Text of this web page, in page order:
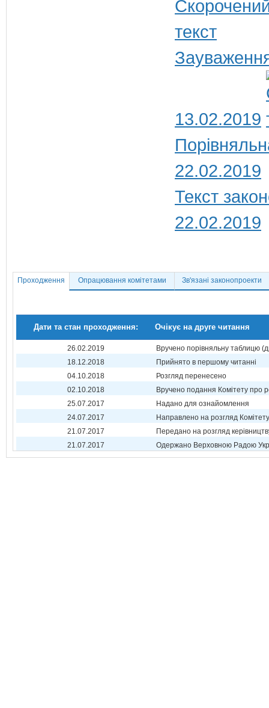
13.02.2019
22.02.2019
Текст
22.02.2019
Проходження Опрацювання комітетами Зв'язані законопроекти
Дати та стан проходження: Очікує на друге читання
26.02.2019
Вручено порівняльну таблицю
18.12.2018
Прийнято в першому читанні
04.10.2018
Розгляд перенесено
02.10.2018
Вручено подання Комітету про
25.07.2017
Надано для ознайомлення
24.07.2017
Направлено на розгляд Комітету
21.07.2017
Передано на розгляд
21.07.2017
Одержано Верховною Радою